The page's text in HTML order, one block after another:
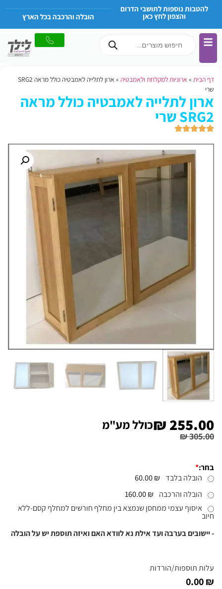
להטבות נוספות לתושבי הדרום
והצפון לחץ כאן הובלה והרכבה בכל הארץ
דף הבית » ארוניות למקלחת ולאמבטיה »
ארון לתלייה לאמבטיה כולל מראה SRG2
שרי
ארון לתלייה לאמבטיה כולל מראה
SRG2 שרי
₪305.00
₪ 255.00 כולל מע"מ
בחר:*
הובלה בלבד ₪ 60.00
הובלה והרכבה
₪ 160.00
איסוף עצמי ממחסן שנמצא בין מחלף חורשים למחלף קסם-ללא
חיוב
- יישובים בערבה ועד אילת נא לוודא האם ואיזה תוספת יש על הובלה
עלות תוספות/הורדות
₪ 0.00